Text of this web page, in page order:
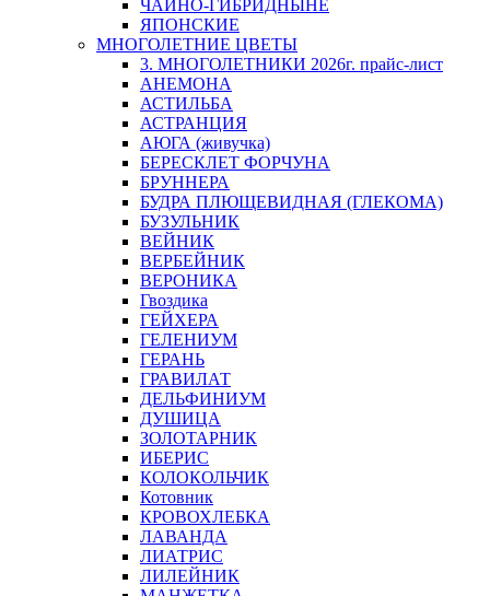
ЧАЙНО-ГИБРИДНЫНЕ
ЯПОНСКИЕ
МНОГОЛЕТНИЕ ЦВЕТЫ
3. МНОГОЛЕТНИКИ 2026г. прайс-лист
АНЕМОНА
АСТИЛЬБА
АСТРАНЦИЯ
АЮГА (живучка)
БЕРЕСКЛЕТ ФОРЧУНА
БРУННЕРА
БУДРА ПЛЮЩЕВИДНАЯ (ГЛЕКОМА)
БУЗУЛЬНИК
ВЕЙНИК
ВЕРБЕЙНИК
ВЕРОНИКА
Гвоздика
ГЕЙХЕРА
ГЕЛЕНИУМ
ГЕРАНЬ
ГРАВИЛАТ
ДЕЛЬФИНИУМ
ДУШИЦА
ЗОЛОТАРНИК
ИБЕРИС
КОЛОКОЛЬЧИК
Котовник
КРОВОХЛЕБКА
ЛАВАНДА
ЛИАТРИС
ЛИЛЕЙНИК